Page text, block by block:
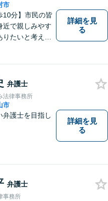
市
10分】市民の皆
近で親しみやす
たいと考えて
tamura-law.bi
ページ）
詳細を見
る
弁護士
法律事務所
市
弁護士を目指し
詳細を見
る
弁護士
事務所